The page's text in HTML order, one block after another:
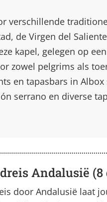
de Virgen del
kapel, gelegen op
zowel pelgrims als
en tapasbars in
serrano en diverse
Andalusië (8
door Andalusië laat